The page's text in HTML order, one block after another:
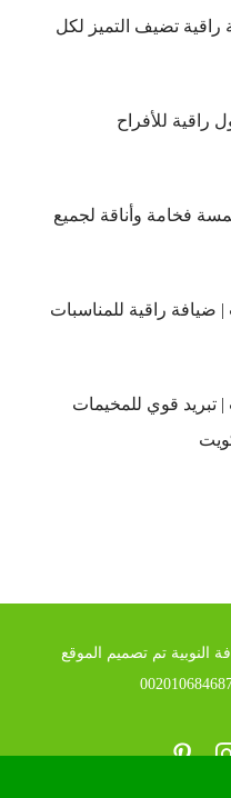
تضيف التميز لكل
راقية للأفراح
فخامة وأناقة لجميع
راقية للمناسبات
تبريد قوي للمخيمات
النوبية تم تصميم الموقع
Instagram
Pinterest